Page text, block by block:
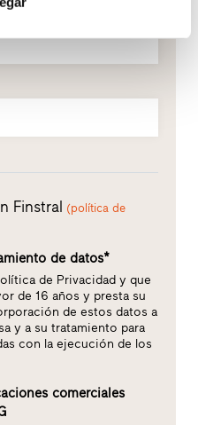
Finstral (política de
de datos*
de Privacidad y que
de 16 años y presta su
de estos datos a
y a su tratamiento para
con la ejecución de los
comerciales